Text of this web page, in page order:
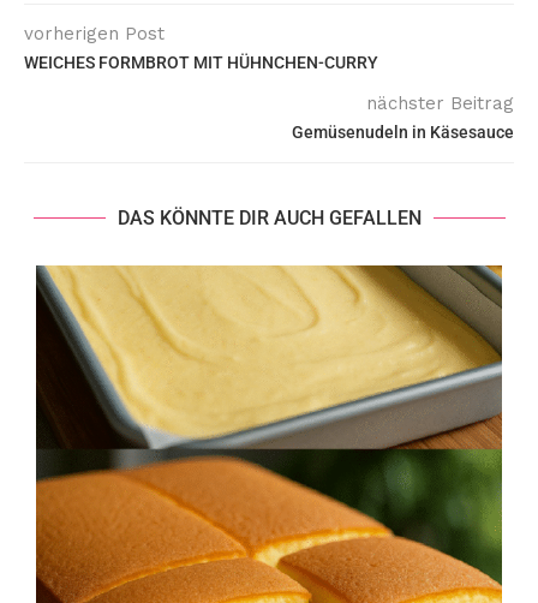
vorherigen Post
WEICHES FORMBROT MIT HÜHNCHEN-CURRY
nächster Beitrag
Gemüsenudeln in Käsesauce
DAS KÖNNTE DIR AUCH GEFALLEN